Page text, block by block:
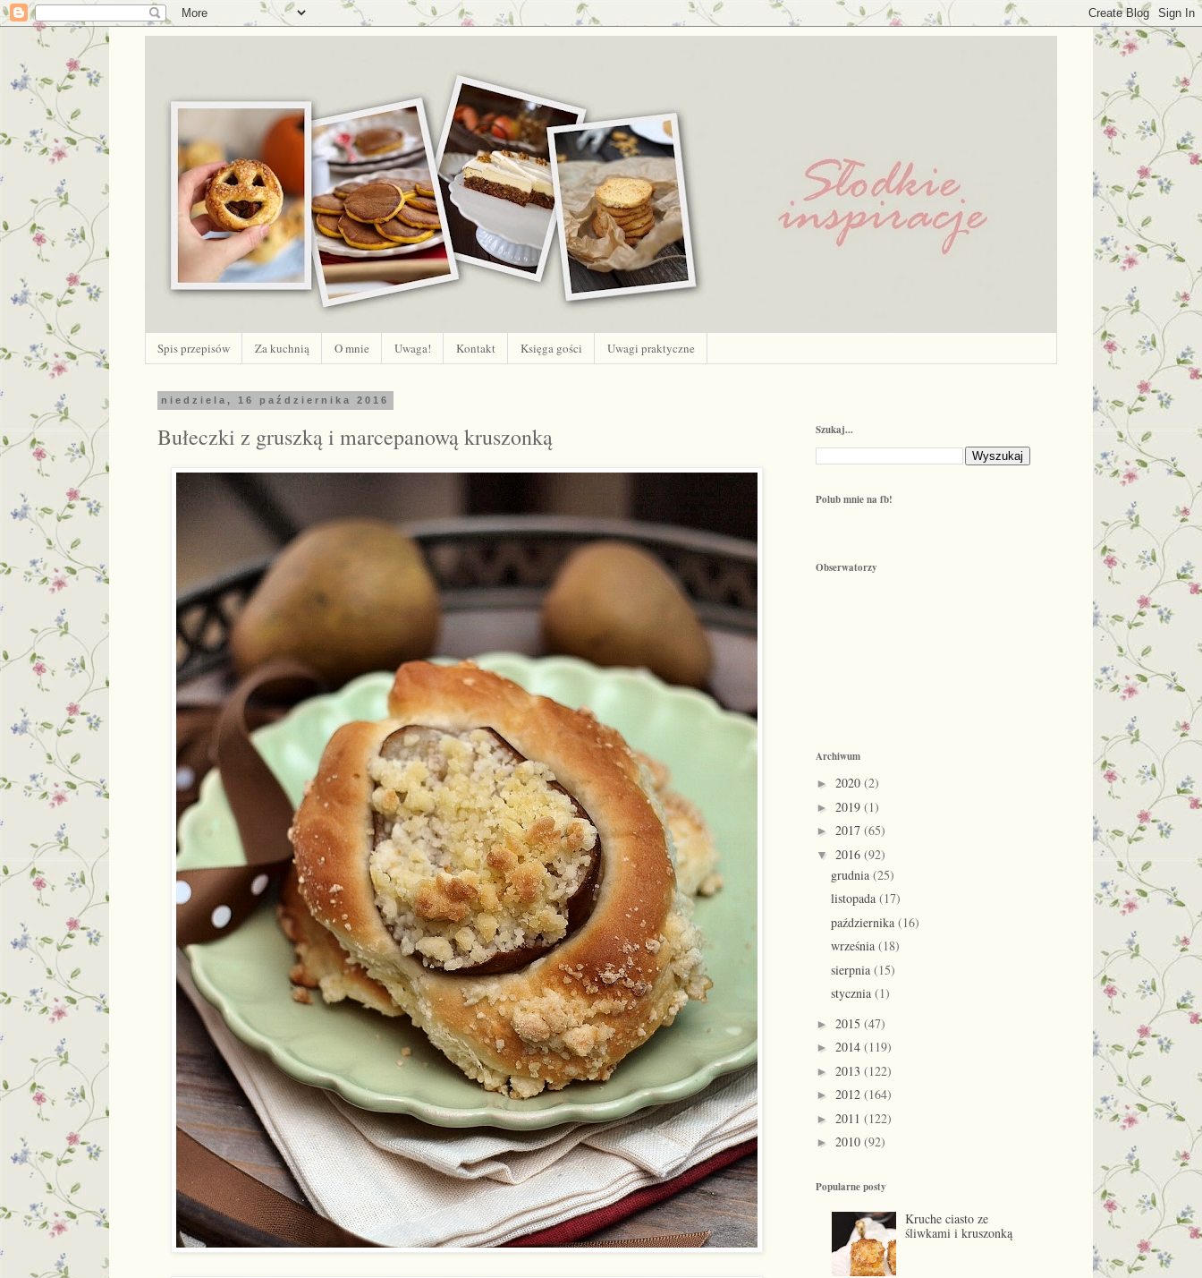
Spis przepisów Za kuchnią O mnie Uwaga! Kontakt Księga gości Uwagi praktyczne
niedziela, 16 października 2016
Bułeczki z gruszką i marcepanową kruszonką Szukaj...
Polub mnie na fb!
Obserwatorzy
Archiwum
► 2020 (2)
► 2019 (1)
► 2017 (65)
▼ 2016 (92)
grudnia (25)
listopada (17)
października (16)
września (18)
sierpnia (15)
stycznia (1)
► 2015 (47)
► 2014 (119)
► 2013 (122)
► 2012 (164)
► 2011 (122)
► 2010 (92)
Popularne posty
Kruche ciasto ze
śliwkami i kruszonką